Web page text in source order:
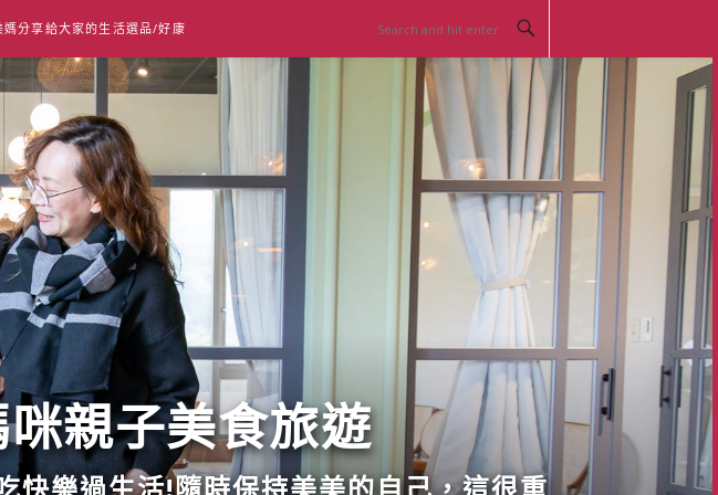
媽分享給大家的生活選品/好康
咪親子美食旅遊